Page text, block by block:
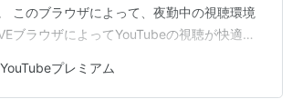
このブラウザによって、夜勤中の視聴環境
ブラウザによってYouTubeの視聴が快適に
ストの故障理由 奥さんに相談とYouTube
YouTubeプレミアム